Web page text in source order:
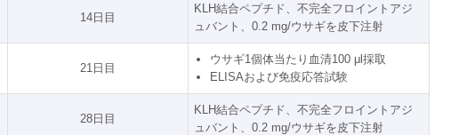
14日目
KLH結合ペプチド、不完全フロイントアジ
ュバント、0.2 mg/ウサギを皮下注射
21日目
ウサギ1個体当たり血清100 μl採取
ELISAおよび免疫応答試験
28日目
KLH結合ペプチド、不完全フロイントアジ
ュバント、0.2 mg/ウサギを皮下注射